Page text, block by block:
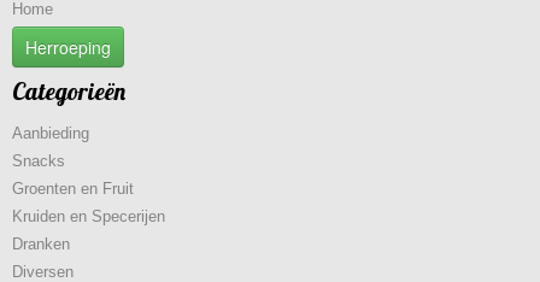
Home
Herroeping
Categorieën
Aanbieding
Snacks
Groenten en Fruit
Kruiden en Specerijen
Dranken
Diversen